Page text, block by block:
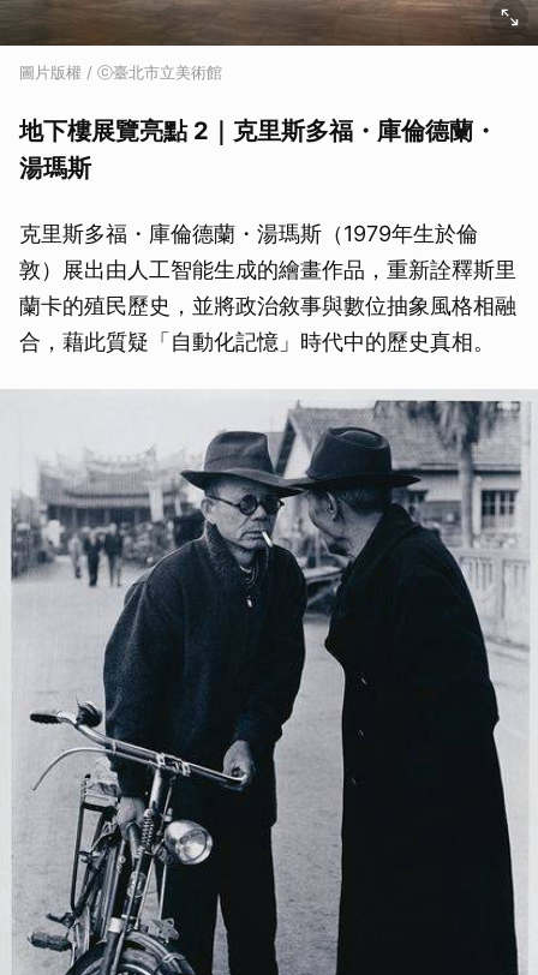
圖片版權 / ⓒ臺北市立美術館
地下樓展覽亮點 2｜克里斯多福・庫倫德蘭・
湯瑪斯
克里斯多福・庫倫德蘭・湯瑪斯（1979年生於倫
敦）展出由人工智能生成的繪畫作品，重新詮釋斯里
蘭卡的殖民歷史，並將政治敘事與數位抽象風格相融
合，藉此質疑「自動化記憶」時代中的歷史真相。